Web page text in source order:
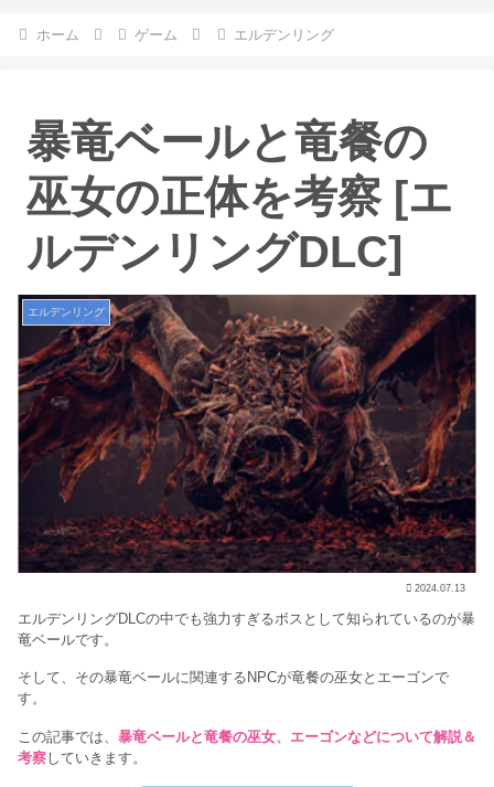
ホーム ゲーム エルデンリング
暴竜ベールと竜餐の
巫女の正体を考察 [エ
ルデンリングDLC]
エルデンリング
2024.07.13
エルデンリングDLCの中でも強力すぎるボスとして知られているのが暴
竜ベールです。
そして、その暴竜ベールに関連するNPCが竜餐の巫女とエーゴンで
す。
この記事では、 暴竜ベールと竜餐の巫女、エーゴンなどについて解説＆
考察していきます。